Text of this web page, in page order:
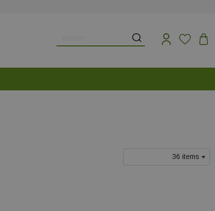
36 items